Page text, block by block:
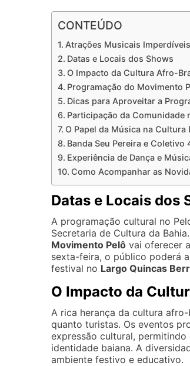
CONTEÚDO
Atrações Musicais
Datas e Locais dos Shows
O Impacto da Cultura Afro-
Programação do Movimento
Dicas para Aproveitar a
Participação da Comunidade
O Papel da Música na Cultura
Banda Seu Pereira e Coletivo
Experiência de Dança e
Como Acompanhar as
Datas e Locais dos
A programação cultural no
Secretaria de Cultura da
Movimento Pelô vai oferecer
sexta-feira, o público poderá
festival no Largo Quincas
O Impacto da
A rica herança da cultura
quanto turistas. Os eventos
expressão cultural,
identidade baiana. A
ambiente festivo e educativo.